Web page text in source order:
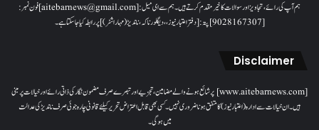
ہم آپ کی رائے، تجاویز اور سوالات کا خیرمقدم کرتے ہیں۔ ہم سےای میل: [aitebarnews@gmail.com]فون نمبر:
[9028167307]پتہ: [دفتر اعتبار نیوز، ، دیگلور ناکہ، ناندیڑ(مہاراشٹر) ] پر رابطہ کیا جاسکتا ہے۔
Disclaimer
[www.aitebarnews.com] پر شائع ہونے والے مضامین، تجزیے اور تبصرے صرف مضمون نگار کی ذاتی رائے اور خیالات پر مبنی
ہیں۔ ان خیالات سے ادارہ (اعتبار نیوز) کا متفق ہونا ضروری نہیں۔ کسی بھی قابل اعتراض تحریر کیلئے قانونی چارہ جوئی صرف ناندیڑ کی عدالت
میں ہوگی۔